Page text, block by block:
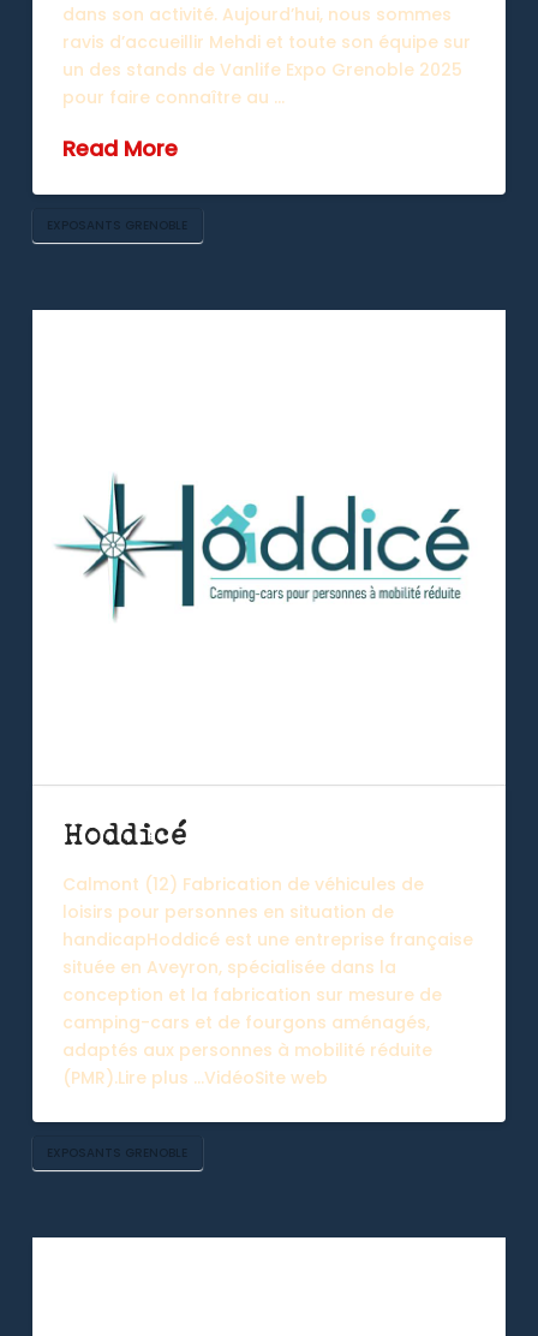
dans son activité. Aujourd’hui, nous sommes
ravis d’accueillir Mehdi et toute son équipe sur
un des stands de Vanlife Expo Grenoble 2025
pour faire connaître au …
Read More
EXPOSANTS GRENOBLE
Hoddicé
Calmont (12) Fabrication de véhicules de
loisirs pour personnes en situation de
handicapHoddicé est une entreprise française
située en Aveyron, spécialisée dans la
conception et la fabrication sur mesure de
camping-cars et de fourgons aménagés,
adaptés aux personnes à mobilité réduite
(PMR).Lire plus …VidéoSite web
EXPOSANTS GRENOBLE